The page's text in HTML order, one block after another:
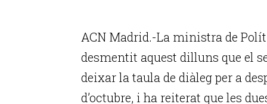
ACN Madrid.-La ministra de
desmentit aquest dilluns que el
deixar la taula de diàleg per a
d’octubre, i ha reiterat que les